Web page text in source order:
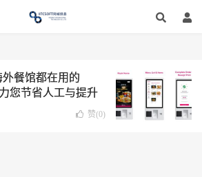
餐馆都在用的
您节省人工与提升
赞(0)